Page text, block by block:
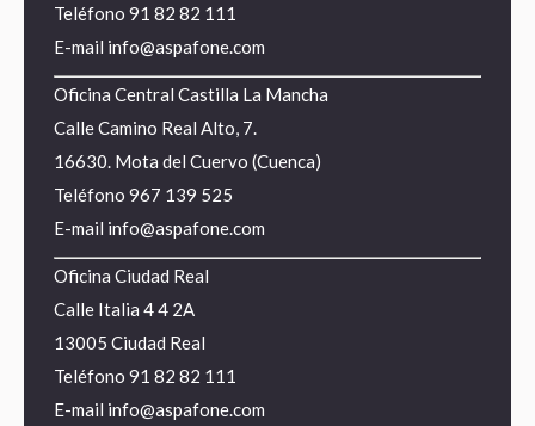
Teléfono 91 82 82 111
E-mail info@aspafone.com
Oficina Central Castilla La Mancha
Calle Camino Real Alto, 7.
16630. Mota del Cuervo (Cuenca)
Teléfono 967 139 525
E-mail info@aspafone.com
Oficina Ciudad Real
Calle Italia 4 4 2A
13005 Ciudad Real
Teléfono 91 82 82 111
E-mail info@aspafone.com